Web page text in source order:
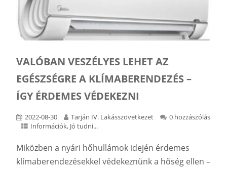
VALÓBAN VESZÉLYES LEHET AZ
EGÉSZSÉGRE A KLÍMABERENDEZÉS –
ÍGY ÉRDEMES VÉDEKEZNI
2022-08-30 Tarján IV. Lakásszövetkezet
0 hozzászólás
Információk, Jó tudni...
Miközben a nyári hőhullámok idején érdemes
klímaberendezésekkel védekeznünk a hőség ellen –